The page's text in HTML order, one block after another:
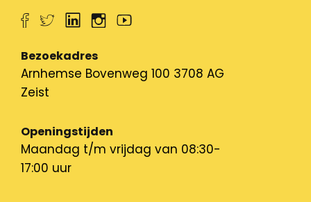
Bezoekadres
Arnhemse Bovenweg 100 3708 AG
Zeist
Openingstijden
Maandag t/m vrijdag van 08:30-
17:00 uur